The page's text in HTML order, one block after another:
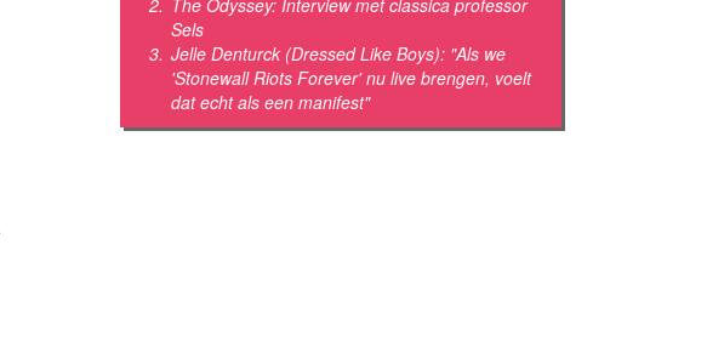
Sels
Jelle Denturck (Dressed Like Boys): "Als we
'Stonewall Riots Forever' nu live brengen, voelt
dat echt als een manifest"